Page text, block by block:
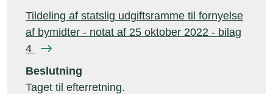
Tildeling af statslig udgiftsramme til fornyelse
af bymidter - notat af 25 oktober 2022 - bilag
4
Beslutning
Taget til efterretning.